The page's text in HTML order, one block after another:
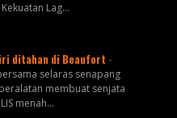
Lag...
ditahan di Beaufort -
selaras senapang
membuat senjata
menah...